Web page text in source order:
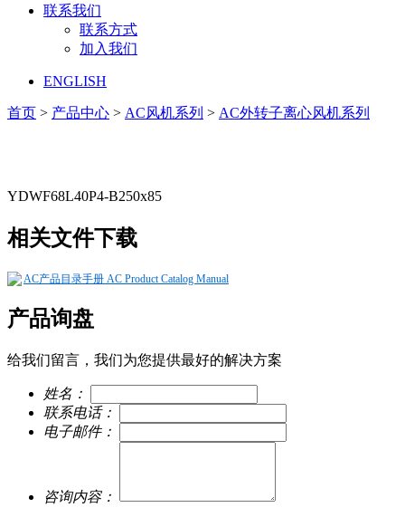
联系我们
联系方式
加入我们
ENGLISH
首页 > 产品中心 > AC风机系列 > AC外转子离心风机系列
YDWF68L40P4-B250x85
相关文件下载
AC产品目录手册 AC Product Catalog Manual
产品询盘
给我们留言，我们为您提供最好的解决方案
姓名：
联系电话：
电子邮件：
咨询内容：